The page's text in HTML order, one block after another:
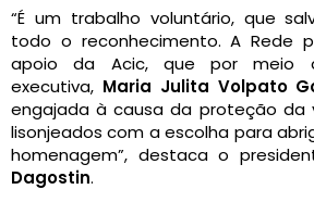
“É um trabalho voluntário, que
todo o reconhecimento. A Rede
apoio da Acic, que por meio
executiva, Maria Julita Volpato
engajada à causa da proteção da
lisonjeados com a escolha para
homenagem”, destaca o
Dagostin.